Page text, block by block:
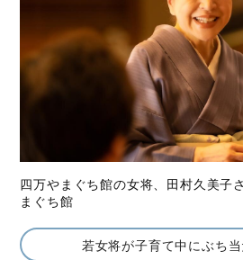
四万やまぐち館の女将、田村久美
まぐち館
若女将が子育て中にぶち当